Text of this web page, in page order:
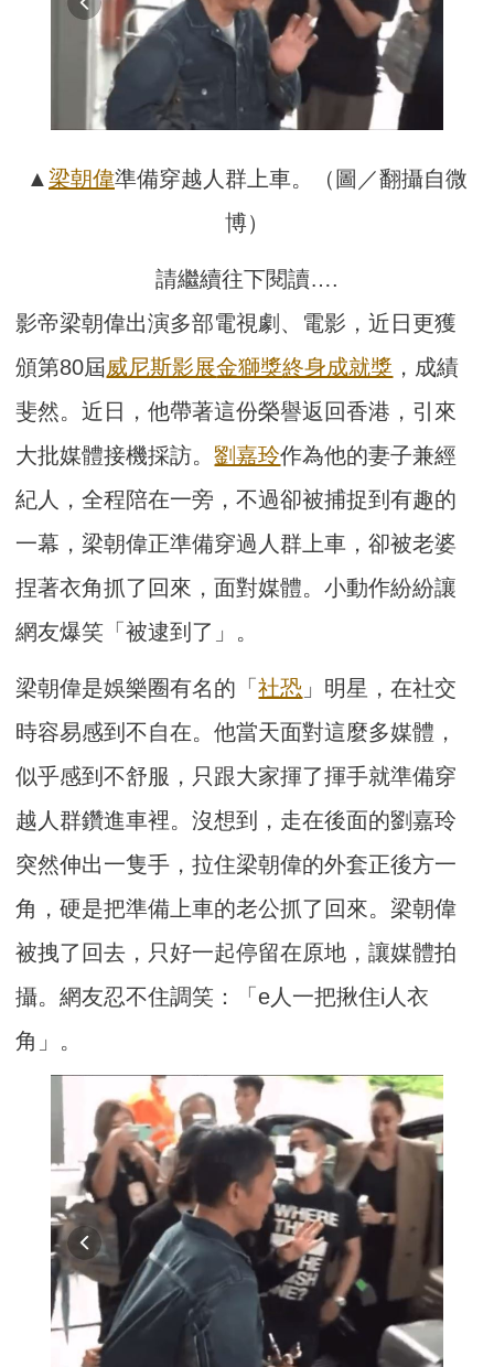
▲ 梁朝偉準備穿越人群上車。（圖／翻攝自微
博）
請繼續往下閱讀….
影帝梁朝偉出演多部電視劇、電影，近日更獲
頒第80屆威尼斯影展金獅獎終身成就獎 ，成績
斐然。近日，他帶著這份榮譽返回香港，引來
大批媒體接機採訪。劉嘉玲作為他的妻子兼經
紀人，全程陪在一旁，不過卻被捕捉到有趣的
一幕，梁朝偉正準備穿過人群上車，卻被老婆
捏著衣角抓了回來，面對媒體。小動作紛紛讓
網友爆笑「被逮到了」。
梁朝偉是娛樂圈有名的「社恐 」明星，在社交
時容易感到不自在。他當天面對這麼多媒體，
似乎感到不舒服，只跟大家揮了揮手就準備穿
越人群鑽進車裡。沒想到，走在後面的劉嘉玲
突然伸出一隻手，拉住梁朝偉的外套正後方一
角，硬是把準備上車的老公抓了回來。梁朝偉
被拽了回去，只好一起停留在原地，讓媒體拍
攝。網友忍不住調笑：「e人一把揪住i人衣
角」。